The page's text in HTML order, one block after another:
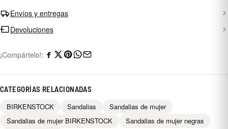
Envíos y entregas
Devoluciones
¡Compártelo!:
CATEGORÍAS RELACIONADAS
BIRKENSTOCK Sandalias
Sandalias de mujer
Sandalias de mujer BIRKENSTOCK
Sandalias de mujer negras